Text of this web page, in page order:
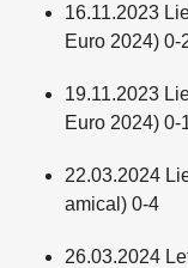
16.11.2023
Euro 2024) 0-
19.11.2023
Euro 2024) 0-
22.03.2024
amical) 0-4
26.03.2024